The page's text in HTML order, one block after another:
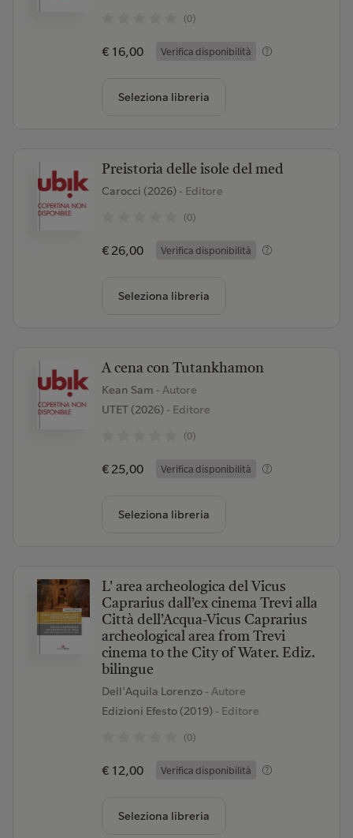
(0)
€ 16,00 Verifica disponibilità
Seleziona libreria
Preistoria delle isole del med
Carocci (2026)- Editore
(0)
€ 26,00 Verifica disponibilità
Seleziona libreria
A cena con Tutankhamon
Kean Sam - Autore
UTET (2026)- Editore
(0)
€ 25,00 Verifica disponibilità
Seleziona libreria
L' area archeologica del Vicus
Caprarius dall’ex cinema Trevi alla
Città dell’Acqua-Vicus Caprarius
archeological area from Trevi
cinema to the City of Water. Ediz.
bilingue
Dell'Aquila Lorenzo - Autore
Edizioni Efesto (2019)- Editore
(0)
€ 12,00 Verifica disponibilità
Seleziona libreria